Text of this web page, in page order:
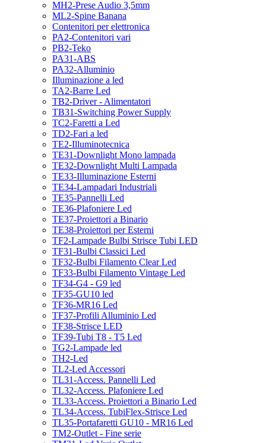
MH2-Prese Audio 3,5mm
ML2-Spine Banana
Contenitori per elettronica
PA2-Contenitori vari
PB2-Teko
PA31-ABS
PA32-Alluminio
Illuminazione a led
TA2-Barre Led
TB2-Driver - Alimentatori
TB31-Switching Power Supply
TC2-Faretti a Led
TD2-Fari a led
TE2-Illuminotecnica
TE31-Downlight Mono lampada
TE32-Downlight Multi Lampada
TE33-Illuminazione Esterni
TE34-Lampadari Industriali
TE35-Pannelli Led
TE36-Plafoniere Led
TE37-Proiettori a Binario
TE38-Proiettori per Esterni
TF2-Lampade Bulbi Strisce Tubi LED
TF31-Bulbi Classici Led
TF32-Bulbi Filamento Clear Led
TF33-Bulbi Filamento Vintage Led
TF34-G4 - G9 led
TF35-GU10 led
TF36-MR16 Led
TF37-Profili Alluminio Led
TF38-Strisce LED
TF39-Tubi T8 - T5 Led
TG2-Lampade led
TH2-Led
TL2-Led Accessori
TL31-Access. Pannelli Led
TL32-Access. Plafoniere Led
TL33-Access. Proiettori a Binario Led
TL34-Access. TubiFlex-Strisce Led
TL35-Portafaretti GU10 - MR16 Led
TM2-Outlet - Fine serie